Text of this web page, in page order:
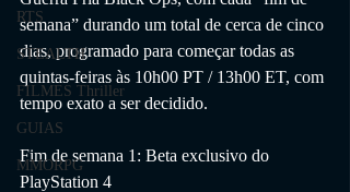
RTS
STEALTH
FILMES Thriller
GUIAS
MMORPG
semana” durando um total de cerca de cinco
dias, programado para começar todas as
quintas-feiras às 10h00 PT / 13h00 ET, com
tempo exato a ser decidido.
Fim de semana 1: Beta exclusivo do
PlayStation 4